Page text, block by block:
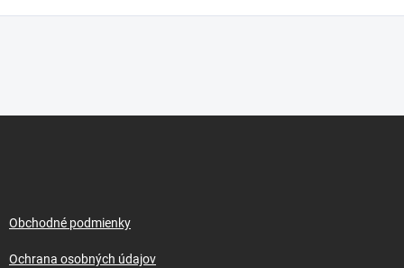
Obchodné podmienky
Ochrana osobných údajov